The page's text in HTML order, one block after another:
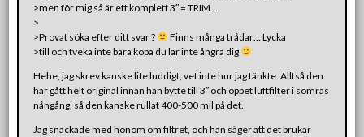
>men för mig så är ett komplett 3″ = TRIM…
>
>Provat söka efter ditt svar ?
Finns många trådar… Lycka
>till och tveka inte bara köpa du lär inte ångra dig
Hehe, jag skrev kanske lite luddigt, vet inte hur jag tänkte. Alltså den
har gått helt original innan han bytte till 3″ och öppet luftfilter i somras
nångång, så den kanske rullat 400-500 mil på det.
Jag snackade med honom om filtret, och han säger att det brukar